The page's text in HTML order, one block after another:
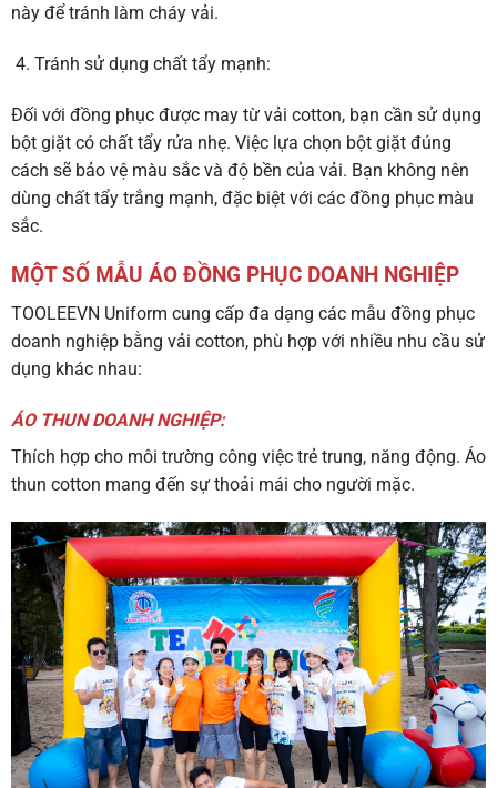
này để tránh làm cháy vải.
Tránh sử dụng chất tẩy mạnh:
Đối với đồng phục được may từ vải cotton, bạn cần sử dụng
bột giặt có chất tẩy rửa nhẹ. Việc lựa chọn bột giặt đúng
cách sẽ bảo vệ màu sắc và độ bền của vải. Bạn không nên
dùng chất tẩy trắng mạnh, đặc biệt với các đồng phục màu
sắc.
MỘT SỐ MẪU ÁO ĐỒNG PHỤC DOANH NGHIỆP
TOOLEEVN Uniform cung cấp đa dạng các mẫu đồng phục
doanh nghiệp bằng vải cotton, phù hợp với nhiều nhu cầu sử
dụng khác nhau:
ÁO THUN DOANH NGHIỆP:
Thích hợp cho môi trường công việc trẻ trung, năng động. Áo
thun cotton mang đến sự thoải mái cho người mặc.